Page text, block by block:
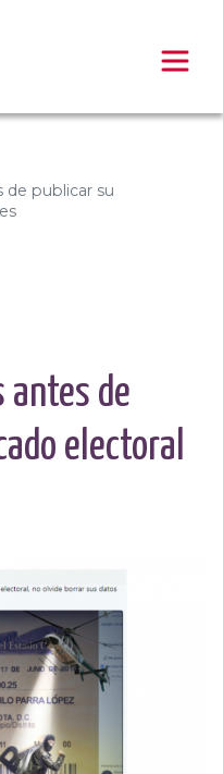
de publicar su
antes de
electoral